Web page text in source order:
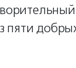
пяти